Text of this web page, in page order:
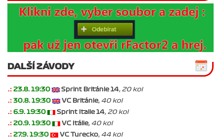
DALŠÍ ZÁVODY
.: 23.8. 19:30 Sprint Británie 14, 20 kol
.: 30.8. 19:30 VC Británie, 40 kol
.: 6.9. 19:30 Sprint Italie 14, 20 kol
.: 20.9. 19:30 VC Itálie, 40 kol
.: 27.9. 19:30 VC Turecko, 44 kol